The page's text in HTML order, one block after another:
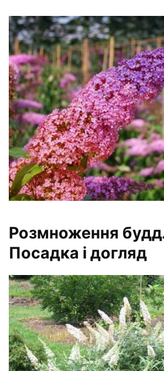
Розмноження
Посадка і догляд